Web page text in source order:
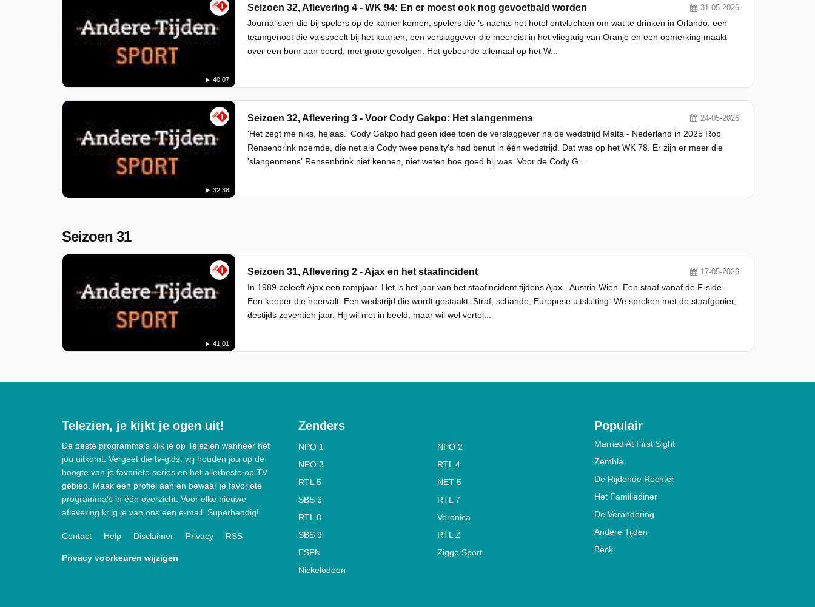
40:07
Seizoen 32, Aflevering 4 - WK 94: En er moest ook nog gevoetbald worden 31-05-2026
Journalisten die bij spelers op de kamer komen, spelers die 's nachts het hotel ontvluchten om wat te drinken in Orlando, een
teamgenoot die valsspeelt bij het kaarten, een verslaggever die meereist in het vliegtuig van Oranje en een opmerking maakt
over een bom aan boord, met grote gevolgen. Het gebeurde allemaal op het W...
32:38
Seizoen 32, Aflevering 3 - Voor Cody Gakpo: Het slangenmens 24-05-2026
'Het zegt me niks, helaas.' Cody Gakpo had geen idee toen de verslaggever na de wedstrijd Malta - Nederland in 2025 Rob
Rensenbrink noemde, die net als Cody twee penalty's had benut in één wedstrijd. Dat was op het WK 78. Er zijn er meer die
'slangenmens' Rensenbrink niet kennen, niet weten hoe goed hij was. Voor de Cody G...
Seizoen 31
41:01
Seizoen 31, Aflevering 2 - Ajax en het staafincident 17-05-2026
In 1989 beleeft Ajax een rampjaar. Het is het jaar van het staafincident tijdens Ajax - Austria Wien. Een staaf vanaf de F-side.
Een keeper die neervalt. Een wedstrijd die wordt gestaakt. Straf, schande, Europese uitsluiting. We spreken met de staafgooier,
destijds zeventien jaar. Hij wil niet in beeld, maar wil wel vertel...
Telezien, je kijkt je ogen uit!
De beste programma's kijk je op Telezien wanneer het
jou uitkomt. Vergeet die tv-gids: wij houden jou op de
hoogte van je favoriete series en het allerbeste op TV
gebied. Maak een profiel aan en bewaar je favoriete
programma's in één overzicht. Voor elke nieuwe
aflevering krijg je van ons een e-mail. Superhandig!
Contact Help Disclaimer Privacy RSS
Privacy voorkeuren wijzigen
Zenders
NPO 1
NPO 2
NPO 3
RTL 4
RTL 5
NET 5
SBS 6
RTL 7
RTL 8
Veronica
SBS 9
RTL Z
ESPN
Ziggo Sport
Nickelodeon
Populair
Married At First Sight
Zembla
De Rijdende Rechter
Het Familiediner
De Verandering
Andere Tijden
Beck